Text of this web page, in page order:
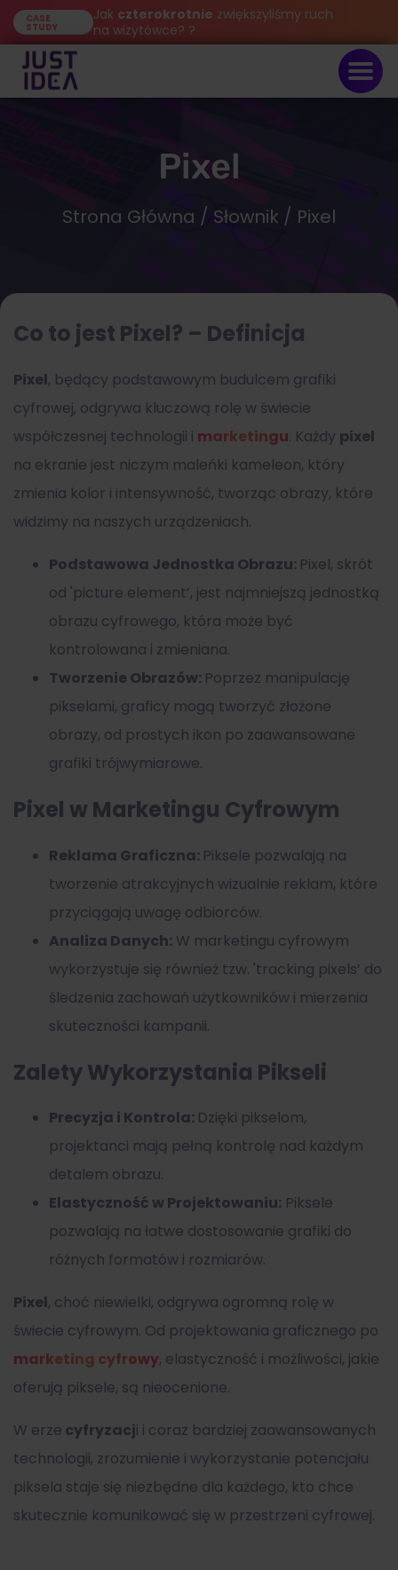
CASE
STUDY
Jak czterokrotnie zwiększyliśmy ruch
na wizytówce? ?
Pixel
Strona Główna / Słownik / Pixel
Co to jest Pixel? – Definicja
Pixel, będący podstawowym budulcem grafiki
cyfrowej, odgrywa kluczową rolę w świecie
współczesnej technologii i marketingu. Każdy pixel
na ekranie jest niczym maleńki kameleon, który
zmienia kolor i intensywność, tworząc obrazy, które
widzimy na naszych urządzeniach.
Podstawowa Jednostka Obrazu: Pixel, skrót
od 'picture element’, jest najmniejszą jednostką
obrazu cyfrowego, która może być
kontrolowana i zmieniana.
Tworzenie Obrazów: Poprzez manipulację
pikselami, graficy mogą tworzyć złożone
obrazy, od prostych ikon po zaawansowane
grafiki trójwymiarowe.
Pixel w Marketingu Cyfrowym
Reklama Graficzna: Piksele pozwalają na
tworzenie atrakcyjnych wizualnie reklam, które
przyciągają uwagę odbiorców.
Analiza Danych: W marketingu cyfrowym
wykorzystuje się również tzw. 'tracking pixels’ do
śledzenia zachowań użytkowników i mierzenia
skuteczności kampanii.
Zalety Wykorzystania Pikseli
Precyzja i Kontrola: Dzięki pikselom,
projektanci mają pełną kontrolę nad każdym
detalem obrazu.
Elastyczność w Projektowaniu: Piksele
pozwalają na łatwe dostosowanie grafiki do
różnych formatów i rozmiarów.
Pixel, choć niewielki, odgrywa ogromną rolę w
świecie cyfrowym. Od projektowania graficznego po
marketing cyfrowy, elastyczność i możliwości, jakie
oferują piksele, są nieocenione.
W erze cyfryzacji i coraz bardziej zaawansowanych
technologii, zrozumienie i wykorzystanie potencjału
piksela staje się niezbędne dla każdego, kto chce
skutecznie komunikować się w przestrzeni cyfrowej.